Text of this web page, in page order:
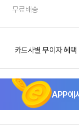
무료배송
카드사별 무이자 혜택
APP에